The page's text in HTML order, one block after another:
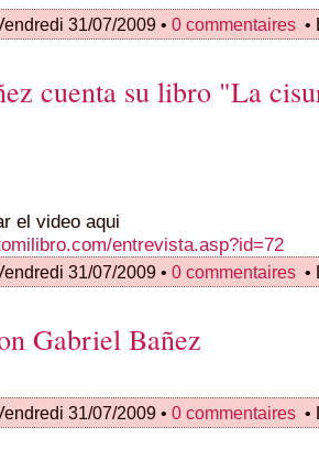
31/07/2009 • 0 commentaires •
cuenta su libro "La
el video aqui
entrevista.asp?id=72
31/07/2009 • 0 commentaires •
Gabriel Bañez
31/07/2009 • 0 commentaires •